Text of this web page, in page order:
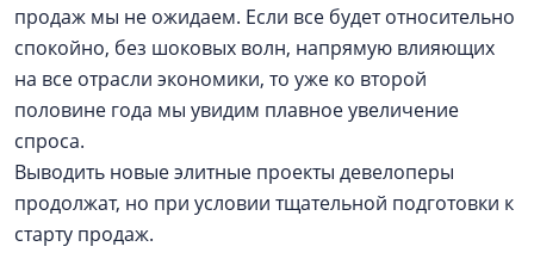
продаж мы не ожидаем. Если все будет относительно
спокойно, без шоковых волн, напрямую влияющих
на все отрасли экономики, то уже ко второй
половине года мы увидим плавное увеличение
спроса.
Выводить новые элитные проекты девелоперы
продолжат, но при условии тщательной подготовки к
старту продаж.